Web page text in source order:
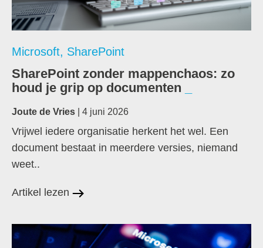
Microsoft, SharePoint
SharePoint zonder mappenchaos: zo
houd je grip op documenten
Joute de Vries | 4 juni 2026
Vrijwel iedere organisatie herkent het wel. Een
document bestaat in meerdere versies, niemand
weet..
Artikel lezen